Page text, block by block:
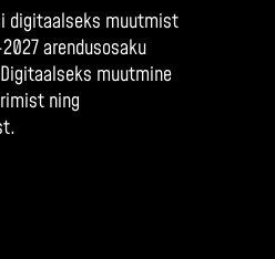
digitaalseks muutmist
arendusosaku
muutmine
ning